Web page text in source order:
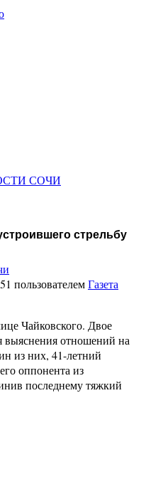
СОЧИ
стрельбу
пользователемГазета
Чайковского. Двое
выяснения отношений на
из них, 41-летний
оппонента из
последнему тяжкий